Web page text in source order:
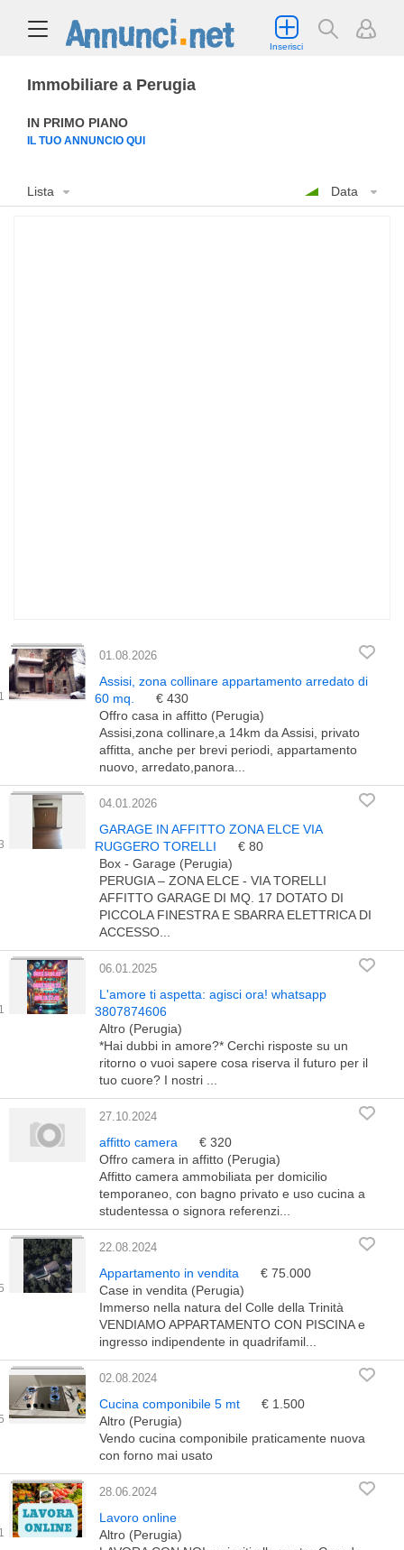
Inserisci
Immobiliare a Perugia
IN PRIMO PIANO
IL TUO ANNUNCIO QUI
Lista Data
01.08.2026
Assisi, zona collinare appartamento arredato di
60 mq.
€ 430
Offro casa in affitto (Perugia)
Assisi,zona collinare,a 14km da Assisi, privato
affitta, anche per brevi periodi, appartamento
nuovo, arredato,panora...
04.01.2026
GARAGE IN AFFITTO ZONA ELCE VIA
RUGGERO TORELLI
€ 80
Box - Garage (Perugia)
PERUGIA – ZONA ELCE - VIA TORELLI
AFFITTO GARAGE DI MQ. 17 DOTATO DI
PICCOLA FINESTRA E SBARRA ELETTRICA DI
ACCESSO...
06.01.2025
L'amore ti aspetta: agisci ora! whatsapp
3807874606
Altro (Perugia)
*Hai dubbi in amore?* Cerchi risposte su un
ritorno o vuoi sapere cosa riserva il futuro per il
tuo cuore? I nostri ...
27.10.2024
affitto camera
€ 320
Offro camera in affitto (Perugia)
Affitto camera ammobiliata per domicilio
temporaneo, con bagno privato e uso cucina a
studentessa o signora referenzi...
22.08.2024
Appartamento in vendita
€ 75.000
Case in vendita (Perugia)
Immerso nella natura del Colle della Trinità
VENDIAMO APPARTAMENTO CON PISCINA e
ingresso indipendente in quadrifamil...
02.08.2024
Cucina componibile 5 mt
€ 1.500
Altro (Perugia)
Vendo cucina componibile praticamente nuova
con forno mai usato
28.06.2024
Lavoro online
Altro (Perugia)